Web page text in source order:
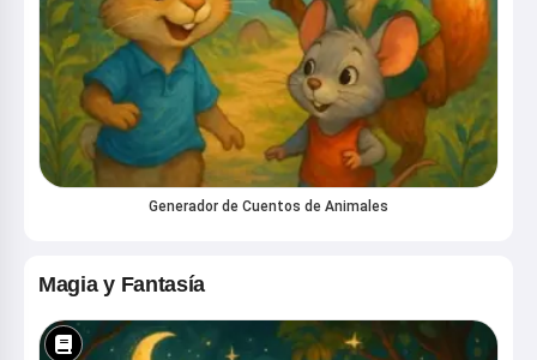
Generador de Cuentos de Animales
Magia y Fantasía